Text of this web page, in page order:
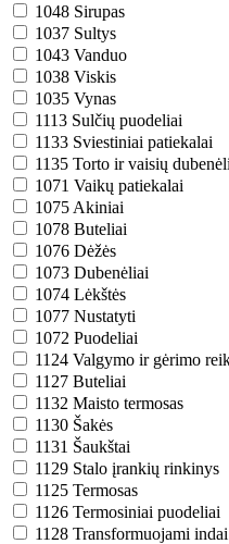
1048 Sirupas
1037 Sultys
1043 Vanduo
1038 Viskis
1035 Vynas
1113 Sulčių puodeliai
1133 Sviestiniai patiekalai
1135 Torto ir vaisių
1071 Vaikų patiekalai
1075 Akiniai
1078 Buteliai
1076 Dėžės
1073 Dubenėliai
1074 Lėkštės
1077 Nustatyti
1072 Puodeliai
1124 Valgymo ir gėrimo
1127 Buteliai
1132 Maisto termosas
1130 Šakės
1131 Šaukštai
1129 Stalo įrankių rinkinys
1125 Termosas
1126 Termosiniai puodeliai
1128 Transformuojami indai